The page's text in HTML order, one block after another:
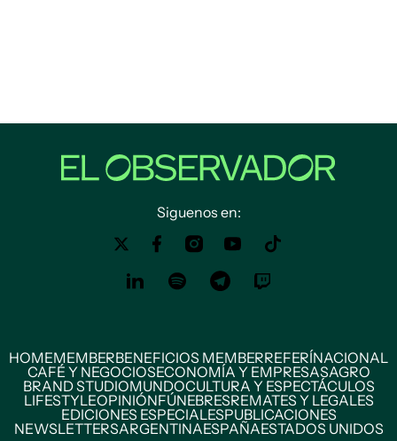
Siguenos en:
HOMEMEMBERBENEFICIOS MEMBERREFERÍNACIONAL
CAFÉ Y NEGOCIOSECONOMÍA Y EMPRESASAGRO
BRAND STUDIOMUNDOCULTURA Y ESPECTÁCULOS
LIFESTYLEOPINIÓNFÚNEBRESREMATES Y LEGALES
EDICIONES ESPECIALESPUBLICACIONES
NEWSLETTERSARGENTINAESPAÑAESTADOS UNIDOS